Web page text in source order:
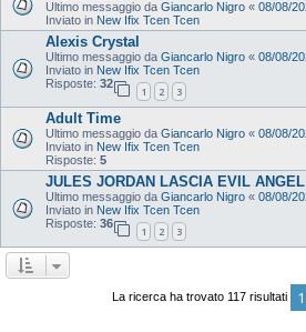
Ultimo messaggio da Giancarlo Nigro « 08/08/
Inviato in New Ifix Tcen Tcen
Alexis Crystal
Ultimo messaggio da Giancarlo Nigro « 08/08/
Inviato in New Ifix Tcen Tcen
Risposte: 32
1 2 3
Adult Time
Ultimo messaggio da Giancarlo Nigro « 08/08/
Inviato in New Ifix Tcen Tcen
Risposte: 5
JULES JORDAN LASCIA EVIL ANGEL
Ultimo messaggio da Giancarlo Nigro « 08/08/
Inviato in New Ifix Tcen Tcen
Risposte: 36
1 2 3
La ricerca ha trovato 117 risultati 1